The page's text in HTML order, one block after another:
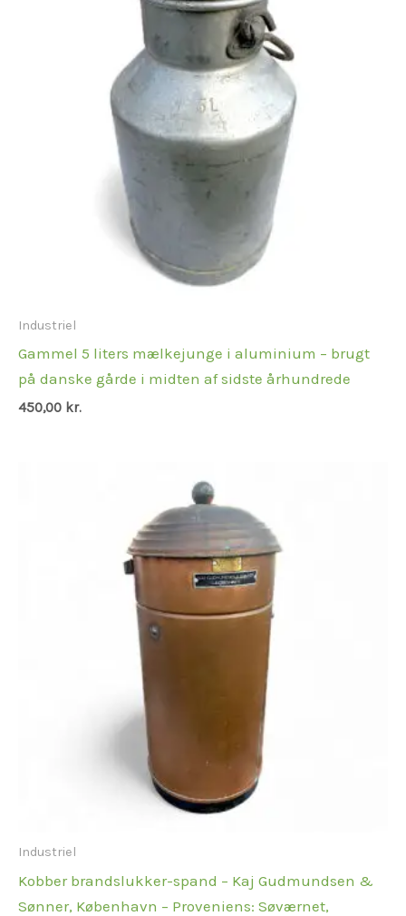
Industriel
Gammel 5 liters mælkejunge i aluminium – brugt
på danske gårde i midten af sidste århundrede
450,00 kr.
Industriel
Kobber brandslukker-spand – Kaj Gudmundsen &
Sønner, København – Proveniens: Søværnet,